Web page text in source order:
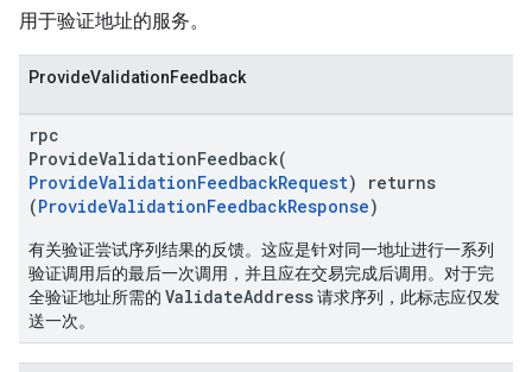
用于验证地址的服务。
ProvideValidationFeedback
rpc
ProvideValidationFeedback(
ProvideValidationFeedbackRequest) returns
(ProvideValidationFeedbackResponse)
有关验证尝试序列结果的反馈。这应是针对同一地址进行一系列
验证调用后的最后一次调用，并且应在交易完成后调用。对于完
全验证地址所需的 ValidateAddress请求序列，此标志应仅发
送一次。